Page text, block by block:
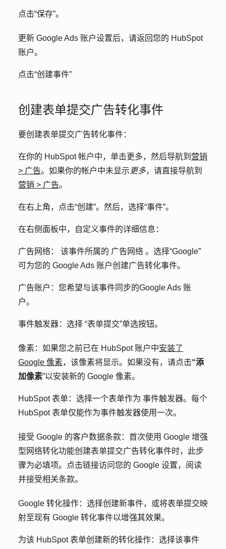
点击“保存”。
更新 Google Ads 账户设置后，请返回您的 HubSpot
账户。
点击“创建事件”
创建表单提交广告转化事件
要创建表单提交广告转化事件：
在你的 HubSpot 帐户中，单击更多，然后导航到 营销
> 广告。如果你的帐户中未显示 更多，请直接导航到
营销 > 广告。
在右上角，点击“创建”。然后，选择“事件”。
在右侧面板中，自定义事件的详细信息：
广告网络： 该事件所属的 广告 网络 。选择“Google”
可为您的 Google Ads 账户创建广告转化事件。
广告账户： 您希望与该事件同步的Google Ads 账
户。
事件触发器：选择 “表单提交”单选按钮。
像素： 如果您之前已在 HubSpot 账户中安装了
Google 像素，该像素将显示。如果没有，请点击“添
加像素”以安装新的 Google 像素。
HubSpot 表单： 选择一个表单作为 事件触发器。每个
HubSpot 表单仅能作为事件触发器使用一次。
接受 Google 的客户数据条款： 首次使用 Google 增强
型网络转化功能创建表单提交广告转化事件时，此步
骤为必填项。点击链接访问您的 Google 设置， 阅读
并接受相关条款。
Google 转化操作： 选择创建新事件，或将表单提交映
射至现有 Google 转化事件以增强其效果。
为该 HubSpot 表单创建新的转化操作： 选择该事件